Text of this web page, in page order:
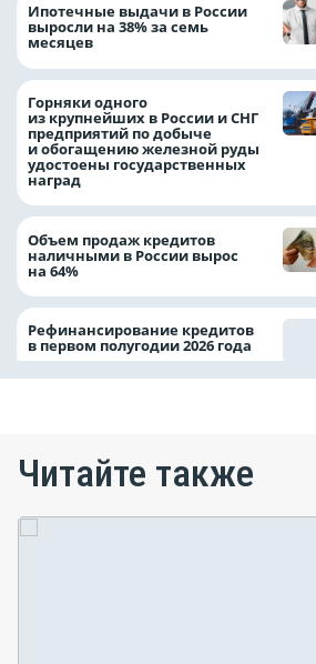
Ипотечные выдачи в России
выросли на 38% за семь
месяцев
Горняки одного
из крупнейших в России и СНГ
предприятий по добыче
и обогащению железной руды
удостоены государственных
наград
Объем продаж кредитов
наличными в России вырос
на 64%
Рефинансирование кредитов
в первом полугодии 2026 года
Читайте также